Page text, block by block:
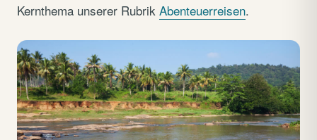
Kernthema unserer Rubrik Abenteuerreisen.